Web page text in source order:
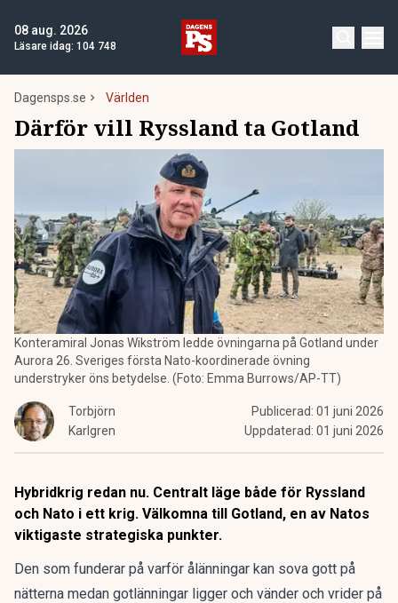
08 aug. 2026
Läsare idag: 104 748
Dagensps.se Världen
Därför vill Ryssland ta Gotland
Konteramiral Jonas Wikström ledde övningarna på Gotland under
Aurora 26. Sveriges första Nato-koordinerade övning
understryker öns betydelse. (Foto: Emma Burrows/AP-TT)
Torbjörn
Karlgren
Publicerad: 01 juni 2026
Uppdaterad: 01 juni 2026
Hybridkrig redan nu. Centralt läge både för Ryssland
och Nato i ett krig. Välkomna till Gotland, en av Natos
viktigaste strategiska punkter.
Den som funderar på varför ålänningar kan sova gott på
nätterna medan gotlänningar ligger och vänder och vrider på